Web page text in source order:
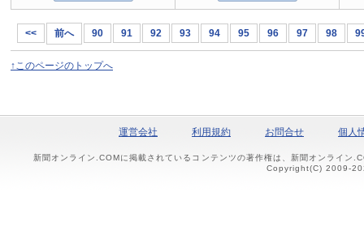
<< 前へ 90 91 92 93 94 95 96 97 98
↑このページのトップへ
運営会社 利用規約 お問合せ 個人
新聞オンライン.COMに掲載されているコンテンツの著作権は、新聞オンライン
Copyright(C) 2009-